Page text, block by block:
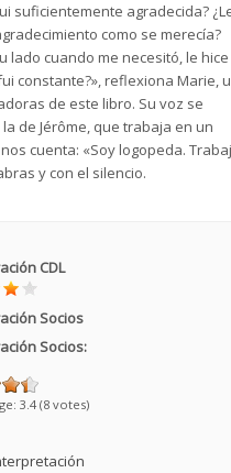
suficientemente agradecida?
como se merecía?
lado cuando me necesitó, le hice
constante?», reflexiona Marie,
de este libro. Su voz se
de Jérôme, que trabaja en un
cuenta: «Soy logopeda.
y con el silencio.
CDL
Socios
Socios:
3.4 (8 votes)